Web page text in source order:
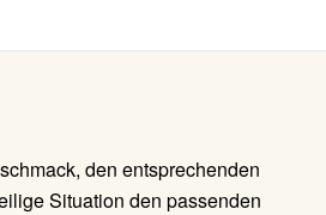
den entsprechenden
Situation den passenden